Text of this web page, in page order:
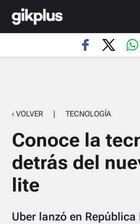
‹ VOLVER | TECNOLOGÍA
Conoce la
detrás del
lite
Uber lanzó en